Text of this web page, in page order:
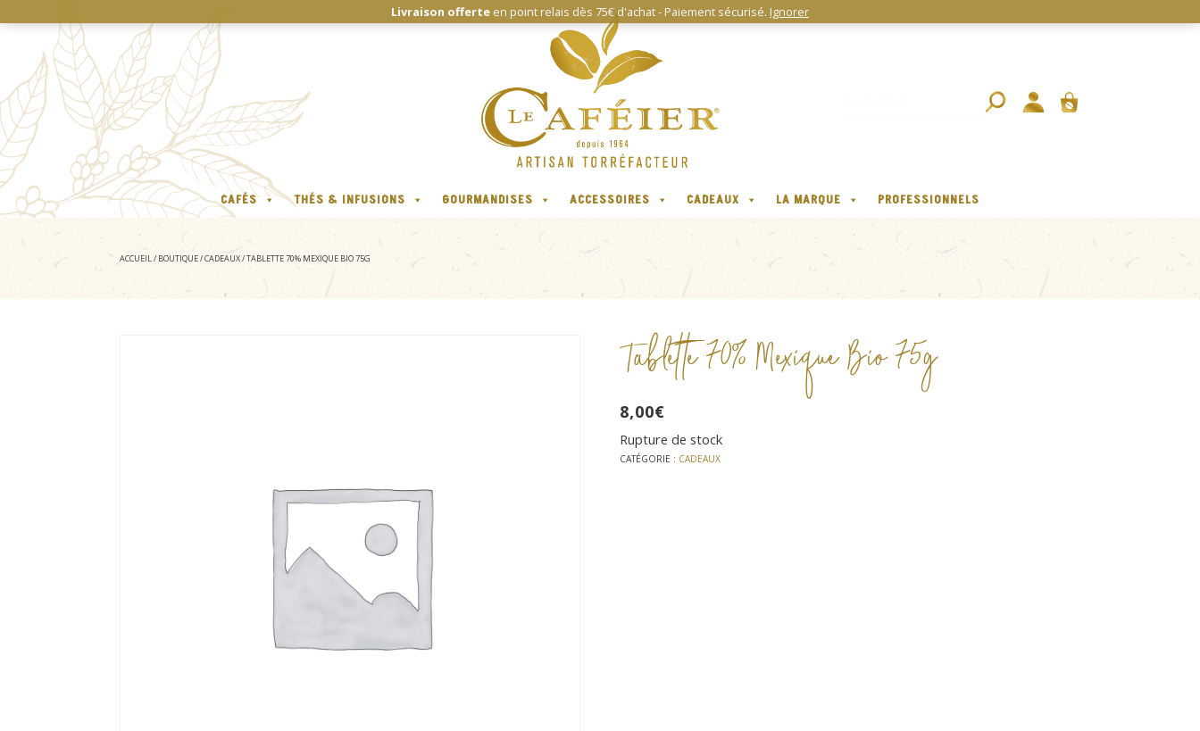
CAFÉS THÉS & INFUSIONS GOURMANDISES ACCESSOIRES CADEAUX LA MARQUE PROFESSIONNELS
ACCUEIL/ BOUTIQUE/CADEAUX/ TABLETTE 70% MEXIQUE BIO 75G
Tablette 70% Mexique Bio 75g
8,00€
Rupture de stock
CATÉGORIE : CADEAUX
Livraison offerte en point relais dès 75€ d'achat - Paiement sécurisé. Ignorer